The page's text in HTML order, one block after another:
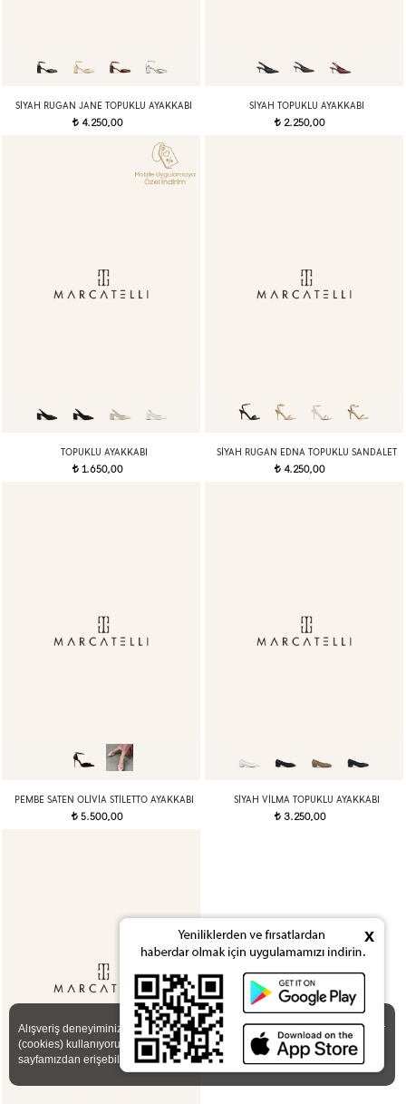
SIYAH RUGAN JANE TOPUKLU AYAKKABI
t4.250,00
SIYAH TOPUKLU AYAKKABI
t 2.250,00
TOPUKLU AYAKKABI
t1.650,00
SIYAH RUGAN EDNA TOPUKLU SANDALET
t 4.250,00
PEMBE SATEN OLIVIA STILETTO AYAKKABI
t 5.500,00
SIYAH VILMA TOPUKLU AYAKKABI
t3.250,00
Alışveriş deneyiminizi iyileştirmek için yasal düzenlemelere uygun çerezler
(cookies) kullanıyoruz. Detaylı bilgiyeGizlilik ve Çerez Politikası
sayfamızdan erişebilirsiniz.
x